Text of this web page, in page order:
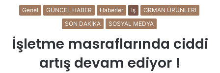
Genel GÜNCEL HABER Haberler İş
ORMAN ÜRÜNLERİ
SON DAKİKA
SOSYAL MEDYA
İşletme masraflarında ciddi
artış devam ediyor !